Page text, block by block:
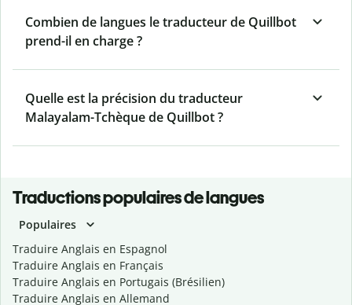
Combien de langues le traducteur de Quillbot
prend-il en charge ?
Quelle est la précision du traducteur
Malayalam-Tchèque de Quillbot ?
Traductions populaires de langues
Populaires
Traduire Anglais en Espagnol
Traduire Anglais en Français
Traduire Anglais en Portugais (Brésilien)
Traduire Anglais en Allemand